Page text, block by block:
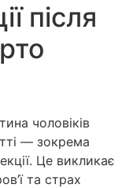
після
чоловіків
— зокрема
Це викликає
та страх